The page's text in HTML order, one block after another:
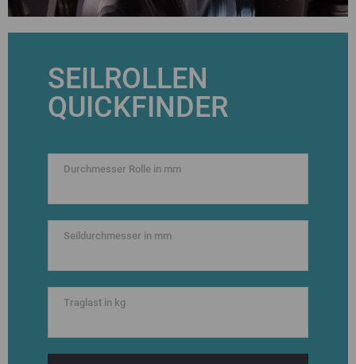
SEILROLLEN
QUICKFINDER
Durchmesser Rolle in mm
Seildurchmesser in mm
Traglast in kg